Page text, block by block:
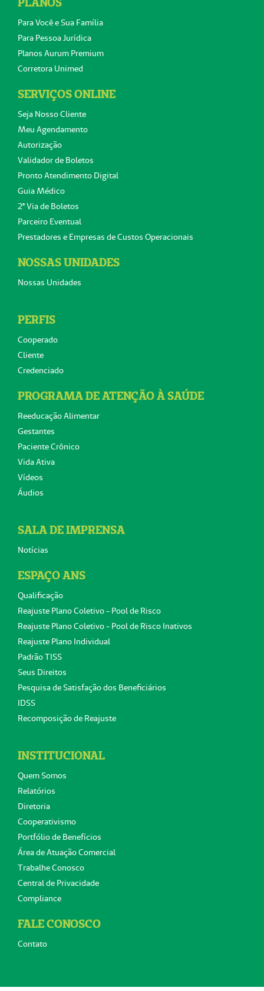
Para Você e Sua Família
Para Pessoa Jurídica
Planos Aurum Premium
Corretora Unimed
SERVIÇOS ONLINE
Seja Nosso Cliente
Meu Agendamento
Autorização
Validador de Boletos
Pronto Atendimento Digital
Guia Médico
2ª Via de Boletos
Parceiro Eventual
Prestadores e Empresas de Custos Operacionais
NOSSAS UNIDADES
Nossas Unidades
PERFIS
Cooperado
Cliente
Credenciado
PROGRAMA DE ATENÇÃO À SAÚDE
Reeducação Alimentar
Gestantes
Paciente Crônico
Vida Ativa
Vídeos
Áudios
SALA DE IMPRENSA
Notícias
ESPAÇO ANS
Qualificação
Reajuste Plano Coletivo - Pool de Risco
Reajuste Plano Coletivo - Pool de Risco Inativos
Reajuste Plano Individual
Padrão TISS
Seus Direitos
Pesquisa de Satisfação dos Beneficiários
IDSS
Recomposição de Reajuste
INSTITUCIONAL
Quem Somos
Relatórios
Diretoria
Cooperativismo
Portfólio de Benefícios
Área de Atuação Comercial
Trabalhe Conosco
Central de Privacidade
Compliance
FALE CONOSCO
Contato